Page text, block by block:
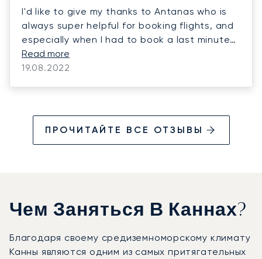
I'd like to give my thanks to Antanas who is
always super helpful for booking flights, and
especially when I had to book a last minute
flight for my wife to go to London, in a midst
of massive issues with regular airline flights
Read more
19.08.2022
ПРОЧИТАЙТЕ ВСЕ ОТЗЫВЫ
Чем Заняться В Каннах?
Благодаря своему средиземноморскому климату
Канны являются одним из самых притягательных